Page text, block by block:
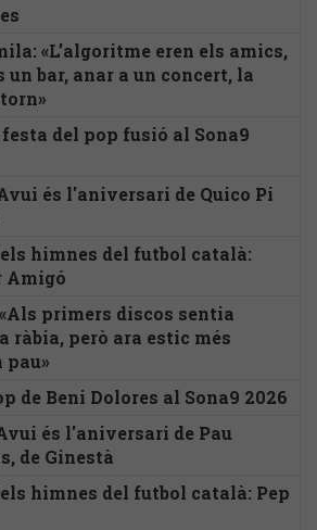
«L’algoritme eren els amics,
un bar, anar a un concert, la
del pop fusió al Sona9
és l'aniversari de Quico Pi
himnes del futbol català:
Amigó
primers discos sentia
ràbia, però ara estic més
pau»
de Beni Dolores al Sona9 2026
és l'aniversari de Pau
de Ginestà
himnes del futbol català: Pep